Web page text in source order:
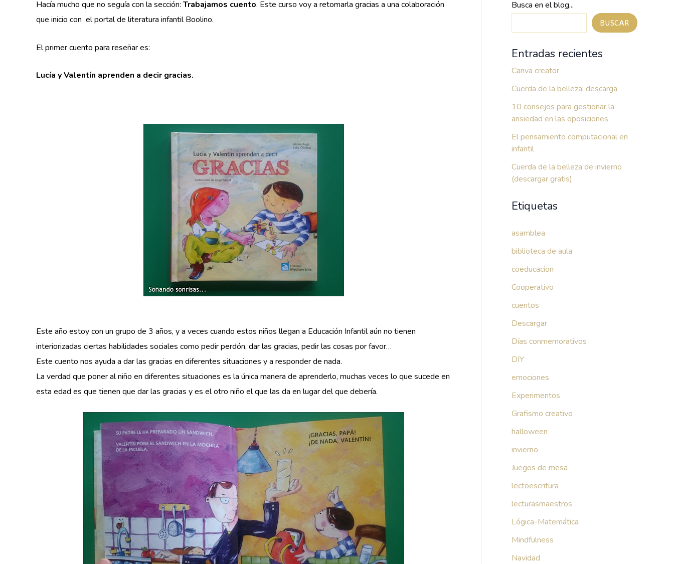
Hacía mucho que no seguía con la sección: Trabajamos cuento. Este curso voy a retomarla gracias a una colaboración
que inicio con el portal de literatura infantil Boolino.
El primer cuento para reseñar es:
Lucía y Valentín aprenden a decir gracias.
Este año estoy con un grupo de 3 años, y a veces cuando estos niños llegan a Educación Infantil aún no tienen
interiorizadas ciertas habilidades sociales como pedir perdón, dar las gracias, pedir las cosas por favor…
Este cuento nos ayuda a dar las gracias en diferentes situaciones y a responder de nada.
La verdad que poner al niño en diferentes situaciones es la única manera de aprenderlo, muchas veces lo que sucede en
esta edad es que tienen que dar las gracias y es el otro niño el que las da en lugar del que debería.
Busca en el blog...
BUSCAR
Entradas recientes
Canva creator
Cuerda de la belleza: descarga
10 consejos para gestionar la
ansiedad en las oposiciones
El pensamiento computacional en
infantil
Cuerda de la belleza de invierno
(descargar gratis)
Etiquetas
asamblea
biblioteca de aula
coeducacion
Cooperativo
cuentos
Descargar
Días conmemorativos
DIY
emociones
Experimentos
Grafismo creativo
halloween
invierno
Juegos de mesa
lectoescritura
lecturasmaestros
Lógica-Matemática
Mindfulness
Navidad